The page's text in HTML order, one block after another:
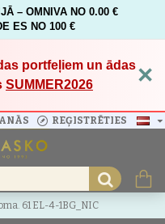
– OMNIVA NO 0.00 €
ES NO 100 €
portfeļiem un ādas
SUMMER2026 ×
REĢISTRĒTIES
61 EL-4-1BG_NIC